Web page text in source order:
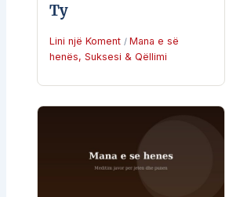
Ty
Lini një Koment / Mana e së
henës, Suksesi & Qëllimi